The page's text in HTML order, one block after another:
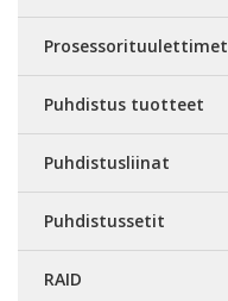
Prosessorituulettimet
Puhdistus tuotteet
Puhdistusliinat
Puhdistussetit
RAID